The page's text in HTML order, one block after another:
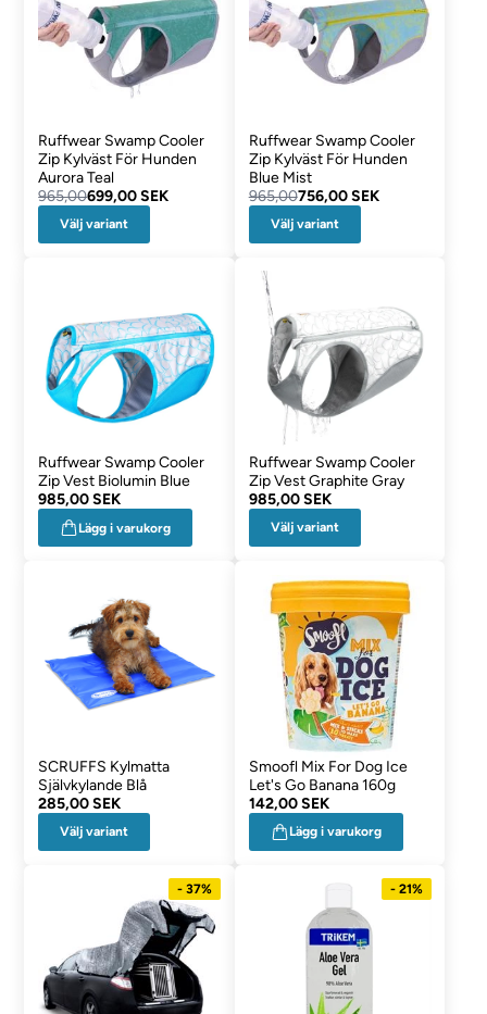
Ruffwear Swamp Cooler
Zip Kylväst För Hunden
Aurora Teal
965,00699,00 SEK
Välj variant
Ruffwear Swamp Cooler
Zip Kylväst För Hunden
Blue Mist
965,00756,00 SEK
Välj variant
Ruffwear Swamp Cooler
Zip Vest Biolumin Blue
985,00 SEK
Lägg i varukorg
Ruffwear Swamp Cooler
Zip Vest Graphite Gray
985,00 SEK
Välj variant
SCRUFFS Kylmatta
Självkylande Blå
285,00 SEK
Välj variant
Smoofl Mix For Dog Ice
Let's Go Banana 160g
142,00 SEK
Lägg i varukorg
- 37% - 21%